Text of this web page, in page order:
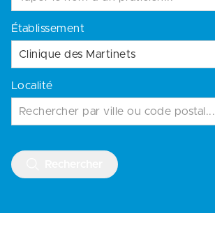
Établissement
Clinique des Martinets
Localité
Rechercher par ville ou code postal...